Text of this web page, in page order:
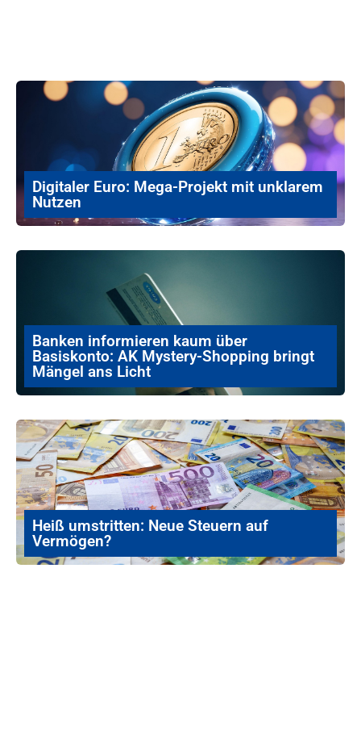
Digitaler Euro: Mega-Projekt mit unklarem
Nutzen
Banken informieren kaum über
Basiskonto: AK Mystery-Shopping bringt
Mängel ans Licht
Heiß umstritten: Neue Steuern auf
Vermögen?